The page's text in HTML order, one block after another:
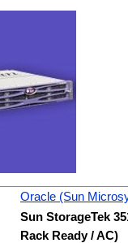
Oracle (Sun
Sun StorageTek
Rack Ready / AC)